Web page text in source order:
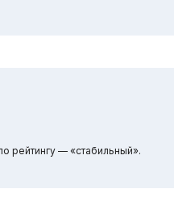
рейтингу — «стабильный».